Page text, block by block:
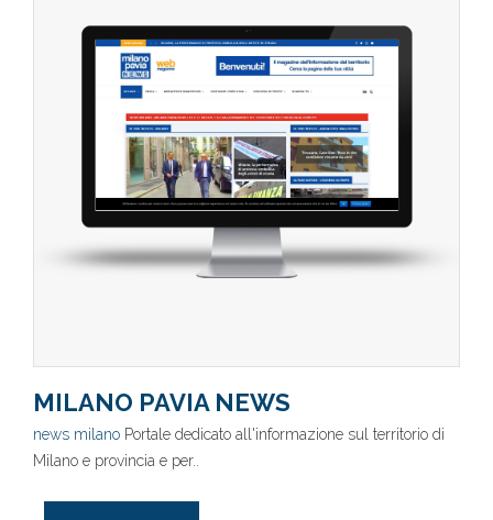
MILANO PAVIA NEWS
news milano Portale dedicato all'informazione sul territorio di
Milano e provincia e per..